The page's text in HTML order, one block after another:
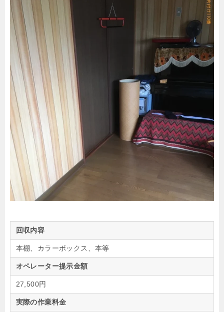
回収内容
本棚、カラーボックス、本等
オペレーター提示金額
27,500円
実際の作業料金